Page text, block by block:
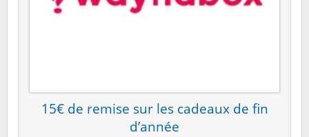
15€ de remise sur les cadeaux de fin
d’année